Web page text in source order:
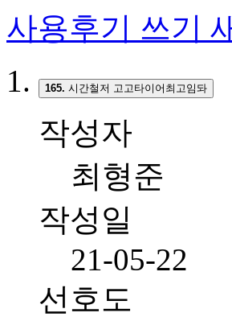
사용후기 쓰기
165. 시간철저 고고타이어최고임돠
작성자
최형준
작성일
21-05-22
선호도